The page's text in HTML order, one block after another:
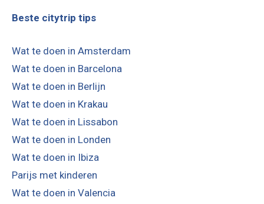
Beste citytrip tips
Wat te doen in Amsterdam
Wat te doen in Barcelona
Wat te doen in Berlijn
Wat te doen in Krakau
Wat te doen in Lissabon
Wat te doen in Londen
Wat te doen in Ibiza
Parijs met kinderen
Wat te doen in Valencia